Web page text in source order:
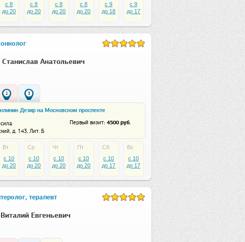
c 8
до 20
c 8
до 20
c 8
до 20
c 8
до 20
c 9
до 18
c 9
до 17
Анатольевич
2 3
Дезир на Московском проспекте
д. 143, Лит. Б
Первый визит: 4500 руб.
Вт
c 10
до 20
Ср
c 10
до 20
Чт
c 10
до 20
Пт
c 10
до 20
Сб
c 10
до 17
Вс
c 10
до 17
терапевт
Евгеньевич